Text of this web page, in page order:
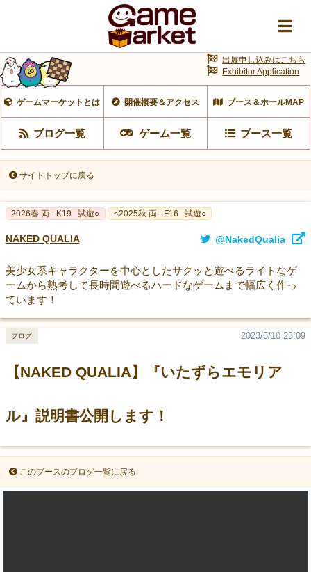
ゲームマーケットとは 開催概要＆アクセス ブース＆ホールMAP
ブログ一覧 ゲーム一覧 ブース一覧
出展申し込みはこちら
Exhibitor Application
サイトトップに戻る
2026春 両 - K19 試遊○ <2025秋 両 - F16 試遊○
NAKED QUALIA @NakedQualia
美少女系キャラクターを中心としたサクッと遊べるライトなゲ
ームから熟考して長時間遊べるハードなゲームまで幅広く作っ
ています！
【NAKED QUALIA】『いたずらエモリア
ル』説明書公開します！
2023/5/10 23:09
ブログ
このブースのブログ一覧に戻る